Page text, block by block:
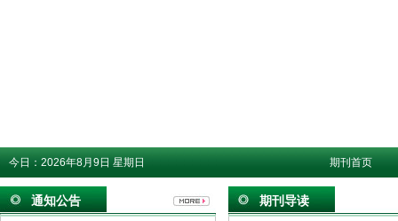
今日： 2026年8月9日 星期日 期刊首页
通知公告 期刊导读